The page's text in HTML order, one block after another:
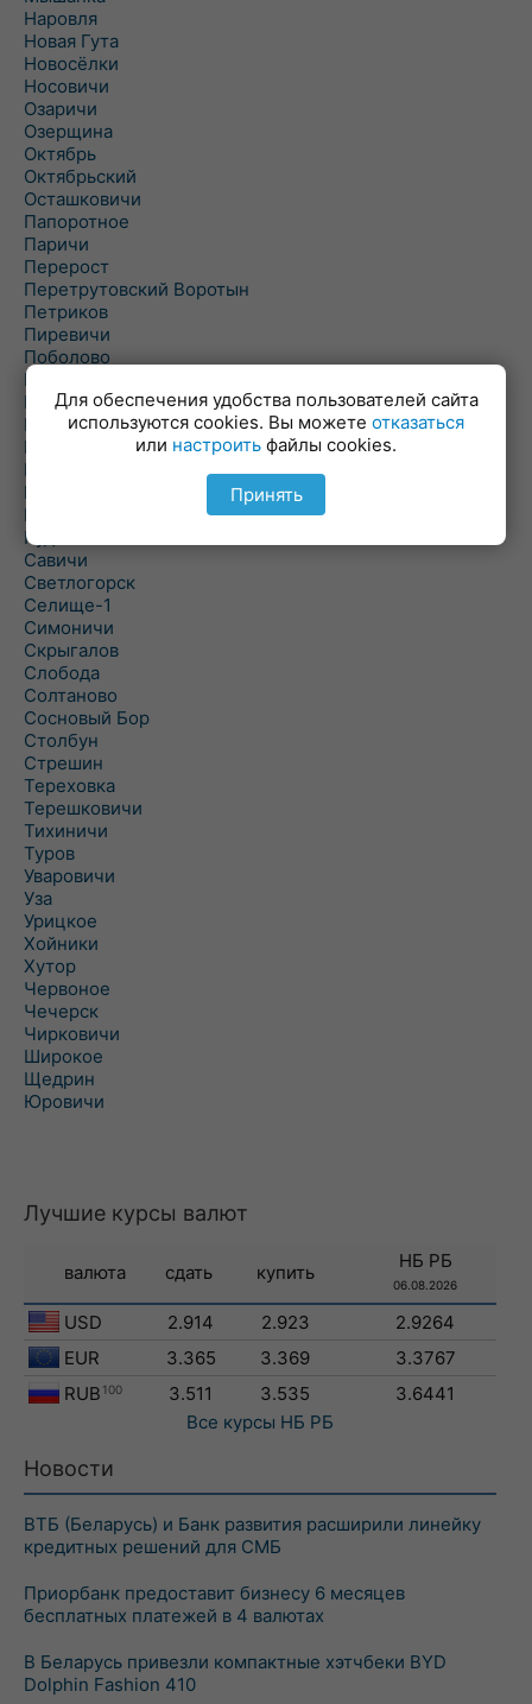
Наровля
Новая Гута
Новосёлки
Носовичи
Озаричи
Озерщина
Октябрь
Октябрьский
Осташковичи
Папоротное
Паричи
Перерост
Перетрутовский Воротын
Петриков
Пиревичи
Поболово
Поколюбичи
Полесье
Птичь
Речица
Ровенская Слобода
Рогачев
Рогинь
Рудня
Савичи
Светлогорск
Селище-1
Симоничи
Скрыгалов
Слобода
Солтаново
Сосновый Бор
Столбун
Стрешин
Тереховка
Терешковичи
Тихиничи
Туров
Уваровичи
Уза
Урицкое
Хойники
Хутор
Червоное
Чечерск
Чирковичи
Широкое
Щедрин
Юровичи
Лучшие курсы валют
валюта сдать купить
НБ РБ
06.08.2026
USD 2.914 2.923
2.9264
EUR
3.365 3.369
3.3767
RUB 100 3.511 3.535
3.6441
Все курсы НБ РБ
Новости
ВТБ (Беларусь) и Банк развития расширили линейку
кредитных решений для СМБ
Приорбанк предоставит бизнесу 6 месяцев
бесплатных платежей в 4 валютах
В Беларусь привезли компактные хэтчбеки BYD
Dolphin Fashion 410
Для обеспечения удобства пользователей сайта
используются cookies. Вы можете отказаться
или настроить файлы cookies.
Принять